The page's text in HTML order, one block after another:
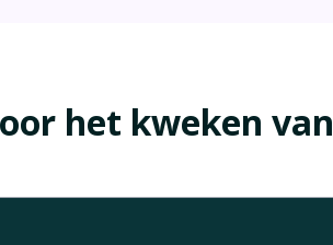
het kweken van